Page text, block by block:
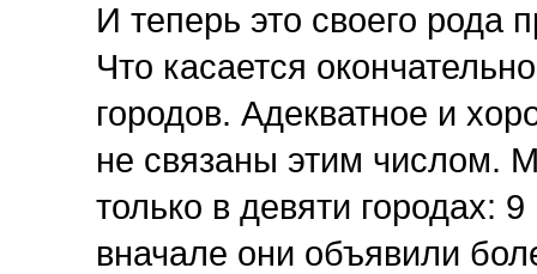
И теперь это своего рода
Что касается
городов. Адекватное и
не связаны этим числом.
только в девяти городах:
вначале они объявили